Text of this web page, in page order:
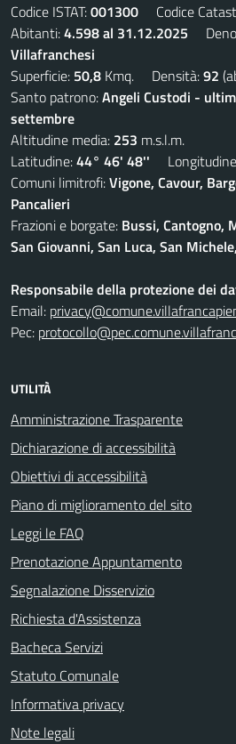
Codice ISTAT:001300 Codice
Abitanti:4.598 al 31.12.2025
Villafranchesi
Superficie: 50,8 Kmq. Densità:92
Santo patrono:Angeli Custodi -
settembre
Altitudine media: 253 m.s.l.m.
Latitudine:44° 46' 48''
Comuni limitrofi:Vigone, Cavour,
Pancalieri
Frazioni e borgate: Bussi, Cantogno,
San Giovanni, San Luca, San
Responsabile della protezione dei
Email:
Pec:
UTILITÀ
Amministrazione Trasparente
Dichiarazione di accessibilità
Obiettivi di accessibilità
Piano di miglioramento del sito
Leggi le FAQ
Prenotazione Appuntamento
Segnalazione Disservizio
Richiesta d'Assistenza
Bacheca Servizi
Statuto Comunale
Informativa privacy
Note legali